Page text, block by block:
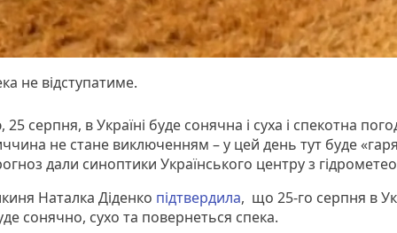
не відступатиме.
25 серпня, в Україні буде сонячна і суха і спекотна
не стане виключенням – у цей день тут буде
дали синоптики Українського центру з
Наталка Діденко підтвердила, що 25-го серпня в
сонячно, сухо та повернеться спека.